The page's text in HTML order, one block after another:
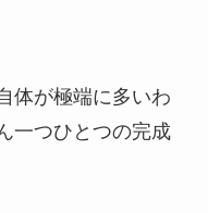
体が極端に多いわ
一つひとつの完成